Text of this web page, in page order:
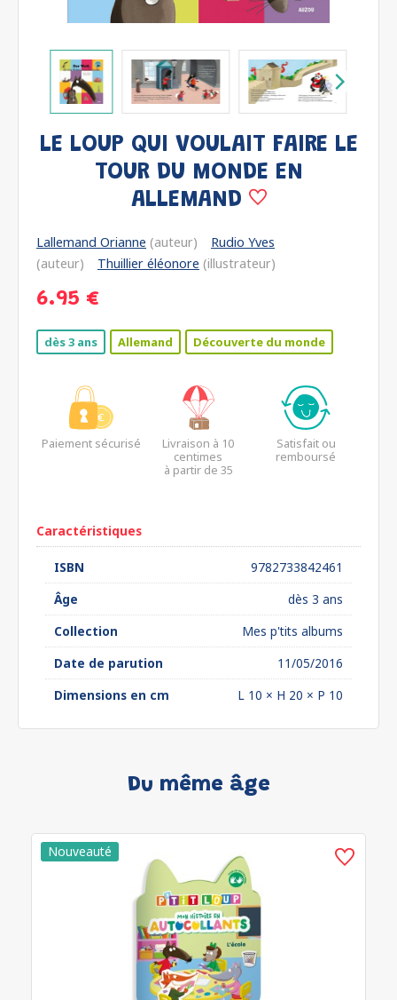
LE LOUP QUI VOULAIT FAIRE LE
TOUR DU MONDE EN
ALLEMAND
Lallemand Orianne (auteur)
Rudio Yves
(auteur)
Thuillier éléonore (illustrateur)
6.95 €
dès 3 ans Allemand Découverte du monde
Paiement sécurisé
Livraison à 10
centimes
à partir de 35
Satisfait ou
remboursé
Caractéristiques
ISBN
9782733842461
Âge
dès 3 ans
Collection
Mes p'tits albums
Date de parution
11/05/2016
Dimensions en cm
L 10 × H 20 × P 10
Du même âge